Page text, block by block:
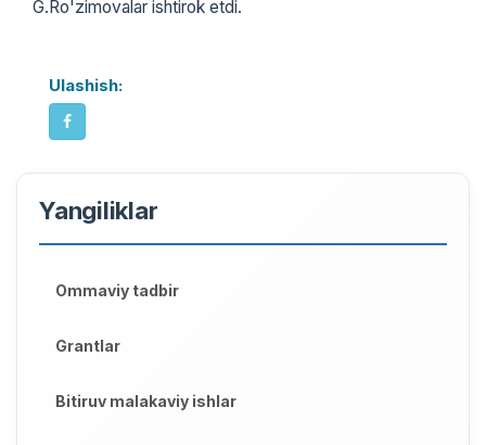
G.Ro'zimovalar ishtirok etdi.
Ulashish:
Yangiliklar
Ommaviy tadbir
Grantlar
Bitiruv malakaviy ishlar